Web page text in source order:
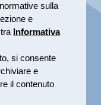
sulla
e
Informativa
si consente
e
il contenuto